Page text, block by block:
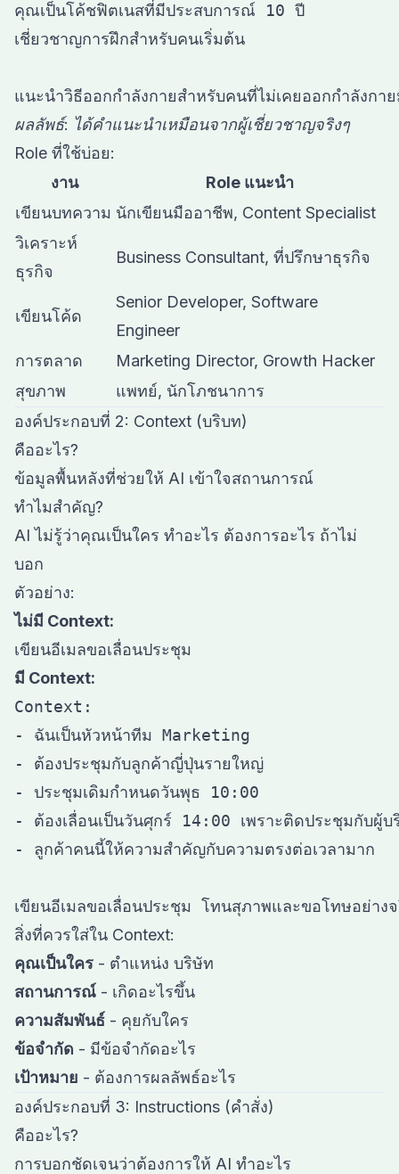
คุณเป็นโค้ชฟิตเนสที่มีประสบการณ์ 10 ปี
เชี่ยวชาญการฝึกสำหรับคนเริ่มต้น
ผลลัพธ์: ได้คำแนะนำเหมือนจากผู้เชี่ยวชาญจริงๆ
Role ที่ใช้บ่อย:
งาน
Role แนะนำ
เขียนบทความ นักเขียนมืออาชีพ, Content Specialist
วิเคราะห์
ธุรกิจ
Business Consultant, ที่ปรึกษาธุรกิจ
เขียนโค้ด
Senior Developer, Software
Engineer
การตลาด
Marketing Director, Growth Hacker
สุขภาพ
แพทย์, นักโภชนาการ
องค์ประกอบที่ 2: Context (บริบท)
คืออะไร?
ข้อมูลพื้นหลังที่ช่วยให้ AI เข้าใจสถานการณ์
ทำไมสำคัญ?
AI ไม่รู้ว่าคุณเป็นใคร ทำอะไร ต้องการอะไร ถ้าไม่
บอก
ตัวอย่าง:
ไม่มี Context:
มี Context:
Context:
- ฉันเป็นหัวหน้าทีม Marketing
- ต้องประชุมกับลูกค้าญี่ปุ่นรายใหญ่
- ประชุมเดิมกำหนดวันพุธ 10:00
- ต้องเลื่อนเป็นวันศุกร์ 14:00 เพราะติดประชุมกับผู้บ
- ลูกค้าคนนี้ให้ความสำคัญกับความตรงต่อเวลามาก
สิ่งที่ควรใส่ใน Context:
คุณเป็นใคร - ตำแหน่ง บริษัท
สถานการณ์ - เกิดอะไรขึ้น
ความสัมพันธ์ - คุยกับใคร
ข้อจำกัด - มีข้อจำกัดอะไร
เป้าหมาย - ต้องการผลลัพธ์อะไร
องค์ประกอบที่ 3: Instructions (คำสั่ง)
คืออะไร?
การบอกชัดเจนว่าต้องการให้ AI ทำอะไร